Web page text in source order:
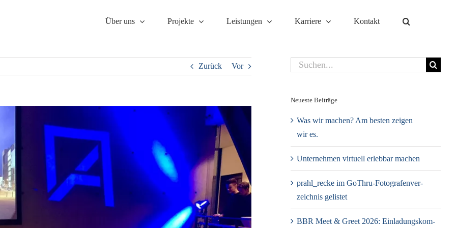
Über uns Pro­jek­te Leis­tun­gen Kar­rie­re Kontakt
Zurück Vor
Suche
Neueste Bei­trä­ge
Was wir machen? Am besten zeigen
wir es.
Unter­neh­men vir­tu­ell erleb­bar machen
prahl_recke im GoThru-Foto­gra­fen­ver­
zeich­nis gelistet
BBR Meet & Greet 2026: Ein­la­dungs­kom­